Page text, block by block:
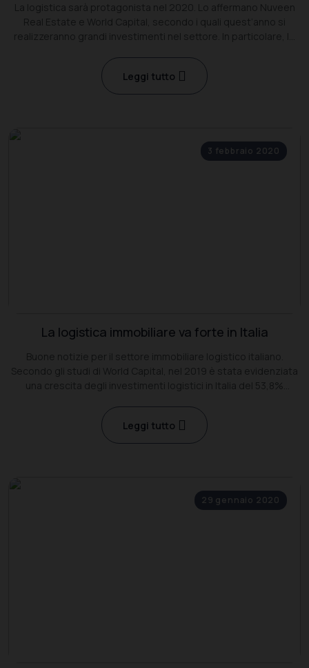
La logistica sarà protagonista nel 2020. Lo affermano Nuveen
Real Estate e World Capital, secondo i quali quest’anno si
realizzeranno grandi investimenti nel settore. In particolare, le
Leggi tutto
3 febbraio 2020
La logistica immobiliare va forte in Italia
Buone notizie per il settore immobiliare logistico italiano.
Secondo gli studi di World Capital, nel 2019 è stata evidenziata
una crescita degli investimenti logistici in Italia del 53,8%
Leggi tutto
29 gennaio 2020